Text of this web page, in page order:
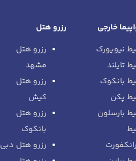
خارجی
نیویورک
تایلند
بانکوک
پکن
بارسلون
رزرو هتل
رزرو هتل
مشهد
رزرو هتل
کیش
رزرو هتل
بانکوک
رزرو هتل دبی